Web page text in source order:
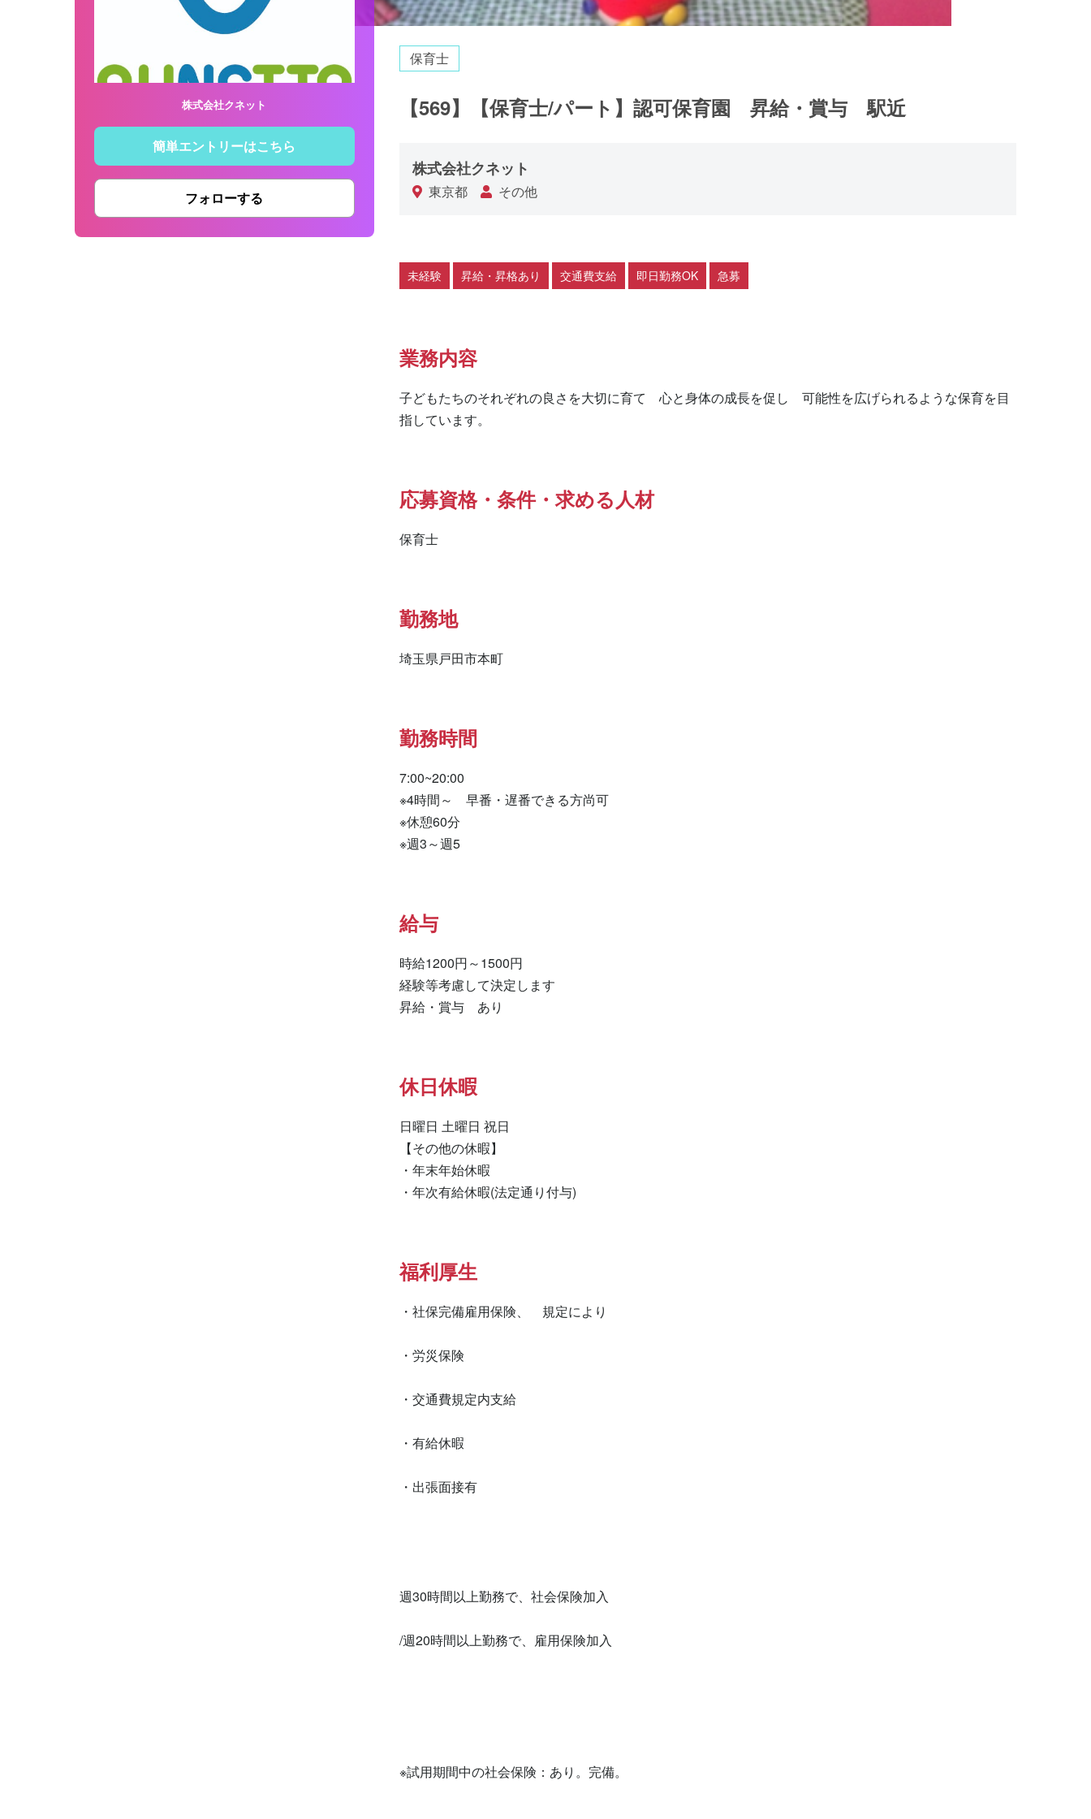
株式会社クネット
簡単エントリーはこちら
フォローする
保育士
【569】【保育士/パート】認可保育園 昇給・賞与 駅近
株式会社クネット
東京都 その他
未経験 昇給・昇格あり 交通費支給 即日勤務OK 急募
業務内容
子どもたちのそれぞれの良さを大切に育て　心と身体の成長を促し　可能性を広げられるような保育を目
指しています。
応募資格・条件・求める人材
保育士
勤務地
埼玉県戸田市本町
勤務時間
7:00~20:00
※4時間～　早番・遅番できる方尚可
※休憩60分
※週3～週5
給与
時給1200円～1500円
経験等考慮して決定します
昇給・賞与　あり
休日休暇
日曜日 土曜日 祝日
【その他の休暇】
・年末年始休暇
・年次有給休暇(法定通り付与)
福利厚生
・社保完備雇用保険、　規定により
・労災保険
・交通費規定内支給
・有給休暇
・出張面接有
週30時間以上勤務で、社会保険加入
/週20時間以上勤務で、雇用保険加入
※試用期間中の社会保険：あり。完備。